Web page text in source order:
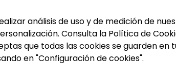
Agente de ventas y soporte
(Barcelona) - español,
alemán, sueco, holandés o
italiano
análisis de uso y de medición de
Consulta la Política de
que todas las cookies se guarden en
en "Configuración de cookies".